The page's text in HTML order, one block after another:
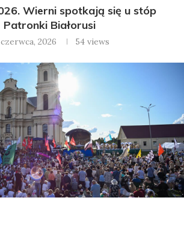
Wierni spotkają się u stóp
Patronki Białorusi
2026 54views